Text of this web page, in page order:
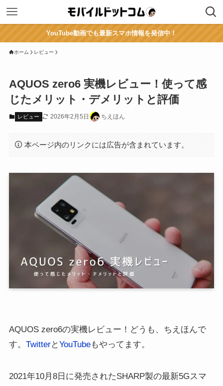
YouTube動画でも最新スマホ情報を発信中！
ホーム レビュー
AQUOS zero6 実機レビュー！使って感
じたメリット・デメリットと評価
レビュー 2026年2月5日 ちえほん
本ページ内のリンクには広告が含まれています。
AQUOS zero6の実機レビュー！どうも、ちえほんで
す。 TwitterとYouTubeもやってます。
2021年10月8日に発売されたSHARP製の最新5Gスマ